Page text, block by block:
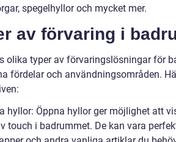
spegelhyllor och mycket mer.
av förvaring i
olika typer av förvaringslösningar för
fördelar och användningsområden.
hyllor: Öppna hyllor ger möjlighet att
touch i badrummet. De kan vara